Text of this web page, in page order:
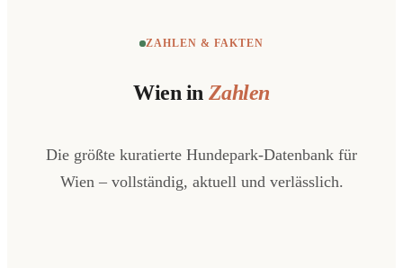
ZAHLEN & FAKTEN
Wien in Zahlen
Die größte kuratierte Hundepark-Datenbank für
Wien – vollständig, aktuell und verlässlich.